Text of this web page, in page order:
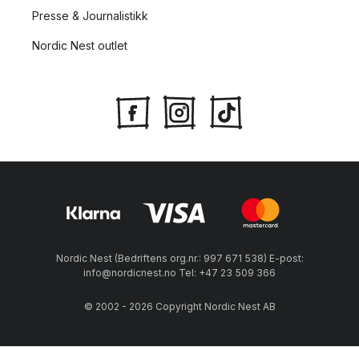
Presse & Journalistikk
Nordic Nest outlet
Nordic Nest (Bedriftens org.nr.: 997 671 538) E-post:
info@nordicnest.no Tel: +47 23 509 366
© 2002 - 2026 Copyright Nordic Nest AB